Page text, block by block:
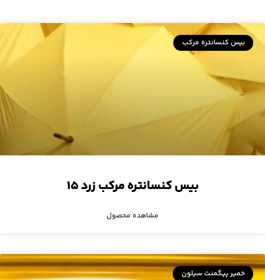
بیس کنسانتره مرکب
بیس کنسانتره مرکب زرد ۱۵
مشاهده محصول
خمیر پیگمنت سیلون